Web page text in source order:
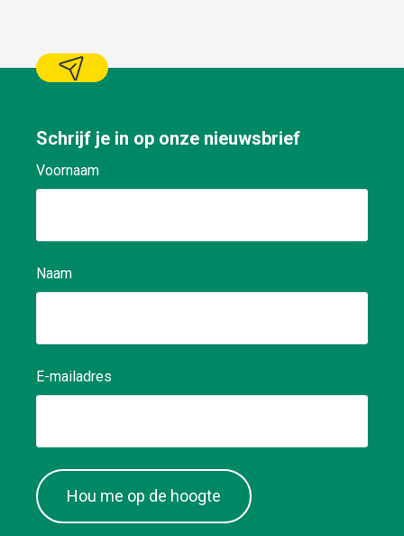
Schrijf je in op onze nieuwsbrief
Voornaam
Naam
E-mailadres
Hou me op de hoogte